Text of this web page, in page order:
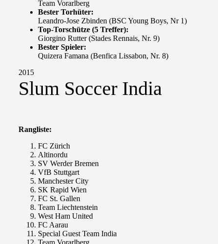
Team Vorarlberg
Bester Torhüter:
Leandro-Jose Zbinden (BSC Young Boys, Nr 1)
Top-Torschütze (5 Treffer):
Giorgino Rutter (Stades Rennais, Nr. 9)
Bester Spieler:
Quizera Famana (Benfica Lissabon, Nr. 8)
2015
Slum Soccer India
Rangliste:
FC Zürich
Altinordu
SV Werder Bremen
VfB Stuttgart
Manchester City
SK Rapid Wien
FC St. Gallen
Team Liechtenstein
West Ham United
FC Aarau
Special Guest Team India
Team Vorarlberg